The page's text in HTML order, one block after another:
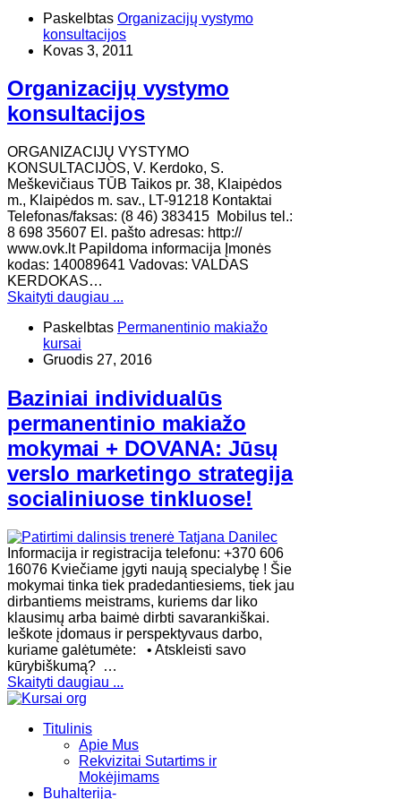
Paskelbtas Organizacijų vystymo
konsultacijos
Kovas 3, 2011
Organizacijų vystymo
konsultacijos
ORGANIZACIJŲ VYSTYMO
KONSULTACIJOS, V. Kerdoko, S.
Meškevičiaus TŪB Taikos pr. 38, Klaipėdos
m., Klaipėdos m. sav., LT-91218 Kontaktai
Telefonas/faksas: (8 46) 383415 Mobilus tel.:
8 698 35607 El. pašto adresas: http://
www.ovk.lt Papildoma informacija Įmonės
kodas: 140089641 Vadovas: VALDAS
KERDOKAS…
Skaityti daugiau ...
Paskelbtas Permanentinio makiažo
kursai
Gruodis 27, 2016
Baziniai individualūs
permanentinio makiažo
mokymai + DOVANA: Jūsų
verslo marketingo strategija
socialiniuose tinkluose!
Informacija ir registracija telefonu: +370 606
16076 Kviečiame įgyti naują specialybę ! Šie
mokymai tinka tiek pradedantiesiems, tiek jau
dirbantiems meistrams, kuriems dar liko
klausimų arba baimė dirbti savarankiškai.
Ieškote įdomaus ir perspektyvaus darbo,
kuriame galėtumėte: • Atskleisti savo
kūrybiškumą? …
Skaityti daugiau ...
Titulinis
Apie Mus
Rekvizitai Sutartims ir
Mokėjimams
Buhalterija-